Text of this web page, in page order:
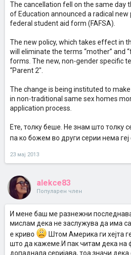
The cancellation fell on the same day
of Education announced a radical new
federal student aid form (FAFSA).
The new policy, which takes effect in
will eliminate the terms “mother” and
forms. The new, non-gender specific
“Parent 2″.
The change is being instituted to
in non-traditional same sex homes
application process.
Eте, толку беше. Не знам што толку
па ко божем во други серии нема геј
23 мај 2013
alekce83
Популарен член
И мене баш ме разнежни
мислам дека не заслужува да има
е криво
Штом Америка ги хејта
што да кажеме.И пак читам дека на
допаднала серијава, тоа значи